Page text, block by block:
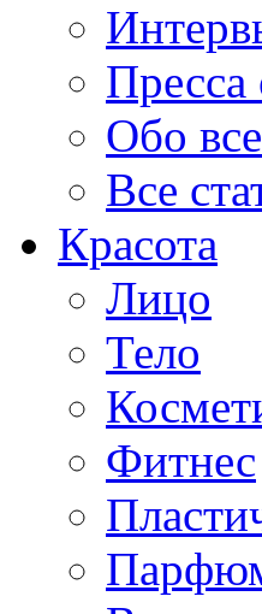
Пресса
Обо
Все
Красота
Лицо
Тело
Фитнес